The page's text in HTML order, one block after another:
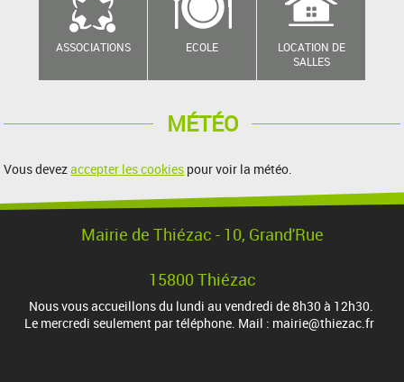
ASSOCIATIONS ECOLE
LOCATION DE
SALLES
MÉTÉO
Vous devezaccepter les cookies pour voir la météo.
Mairie de Thiézac - 10, Grand'Rue
15800 Thiézac
Nous vous accueillons du lundi au vendredi de 8h30 à 12h30.
Le mercredi seulement par téléphone. Mail : mairie@thiezac.fr